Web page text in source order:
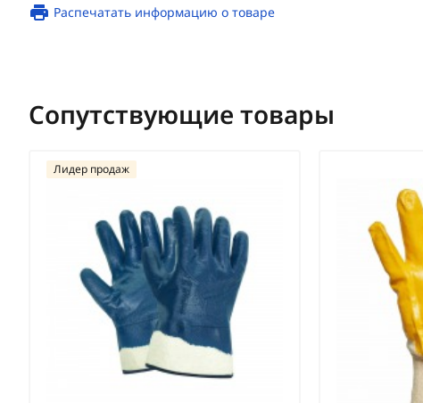
Распечатать информацию о товаре
Сопутствующие товары
Лидер продаж